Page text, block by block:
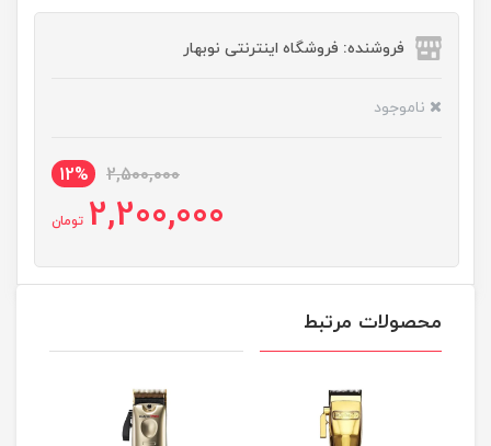
فروشنده: فروشگاه اینترنتی نوبهار
ناموجود
2,500,000
12%
2,200,000 تومان
محصولات مرتبط